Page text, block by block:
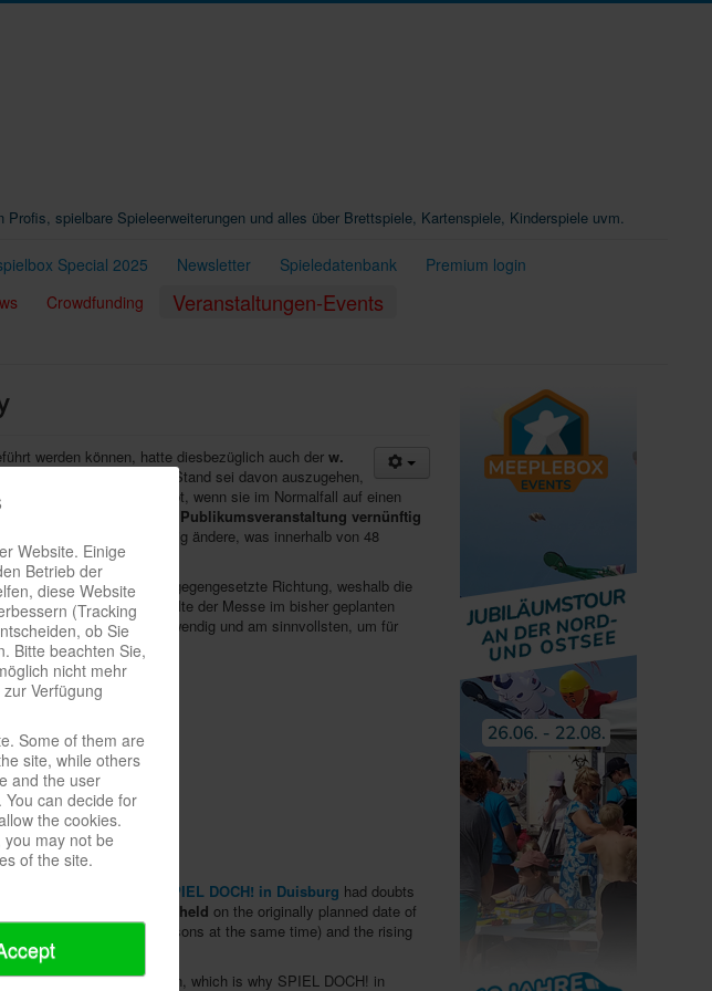
spielbare Spieleerweiterungen und alles über Brettspiele, Kartenspiele, Kinderspiele uvm.
Special 2025 Newsletter Spieledatenbank
Premium login
Crowdfunding Veranstaltungen-Events
werden können, hatte diesbezüglich auch der w.
wurden. Nach aktuellem Stand sei davon auszugehen,
zurzeit nur erlaubt, wenn sie im Normalfall auf einen
keine solch große Publikumsveranstaltung vernünftig
immer wieder kurzfristig ändere, was innerhalb von 48
weist jedoch in die entgegengesetzte Richtung, weshalb die
Termin sollen alle Inhalte der Messe im bisher geplanten
aller Beteiligten notwendig und am sinnvollsten, um für
SPIEL DOCH! in Duisburg had doubts
reasonably planned and held on the originally planned date of
of no more than 750 persons at the same time) and the rising
in the opposite direction, which is why SPIEL DOCH! in
Website. Einige
Betrieb der
diese Website
(Tracking
ob Sie
Bitte beachten Sie,
nicht mehr
Verfügung
Some of them are
site, while others
and the user
can decide for
the cookies.
may not be
of the site.